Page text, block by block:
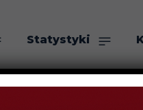
Statystyki